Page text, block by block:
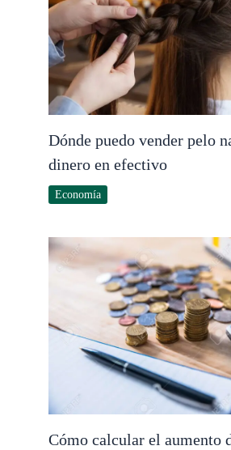
Dónde puedo vender pelo
dinero en efectivo
Economía
Cómo calcular el aumento